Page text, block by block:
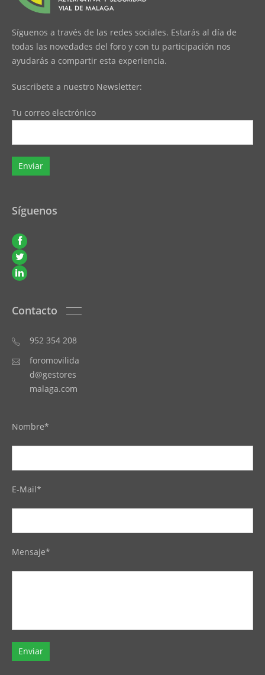
Síguenos a través de las redes sociales. Estarás al día de
todas las novedades del foro y con tu participación nos
ayudarás a compartir esta experiencia.
Suscribete a nuestro Newsletter:
Tu correo electrónico
Síguenos
Contacto
952 354 208
foromovilida
d@gestores
malaga.com
Nombre*
E-Mail*
Mensaje*